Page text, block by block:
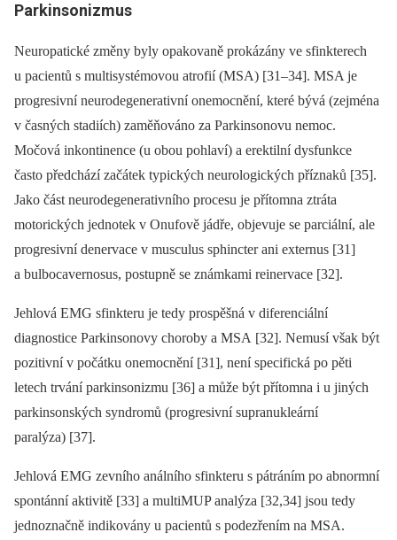
Parkinsonizmus
Neuropatické změny byly opakovaně prokázány ve sfinkterech
u pacientů s multisystémovou atrofií (MSA) [31–34]. MSA je
progresivní neurodegenerativní onemocnění, které bývá (zejména
v časných stadiích) zaměňováno za Parkinsonovu nemoc.
Močová inkontinence (u obou pohlaví) a erektilní dysfunkce
často předchází začátek typických neurologických příznaků [35].
Jako část neurodegenerativního procesu je přítomna ztráta
motorických jednotek v Onufově jádře, objevuje se parciální, ale
progresivní denervace v musculus sphincter ani externus [31]
a bulbocavernosus, postupně se známkami reinervace [32].
Jehlová EMG sfinkteru je tedy prospěšná v diferenciální
diagnostice Parkinsonovy choroby a MSA [32]. Nemusí však být
pozitivní v počátku onemocnění [31], není specifická po pěti
letech trvání parkinsonizmu [36] a může být přítomna i u jiných
parkinsonských syndromů (progresivní supranukleární
paralýza) [37].
Jehlová EMG zevního análního sfinkteru s pátráním po abnormní
spontánní aktivitě [33] a multiMUP analýza [32,34] jsou tedy
jednoznačně indikovány u pacientů s podezřením na MSA.